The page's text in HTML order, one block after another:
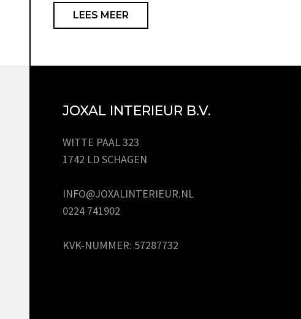
LEES MEER
JOXAL INTERIEUR B.V.
WITTE PAAL 323
1742 LD SCHAGEN
INFO@JOXALINTERIEUR.NL
0224 741902
KVK-NUMMER: 57287732